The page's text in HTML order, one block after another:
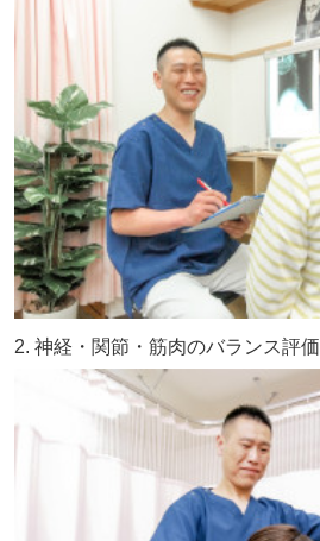
2. 神経・関節・筋肉のバランス評価